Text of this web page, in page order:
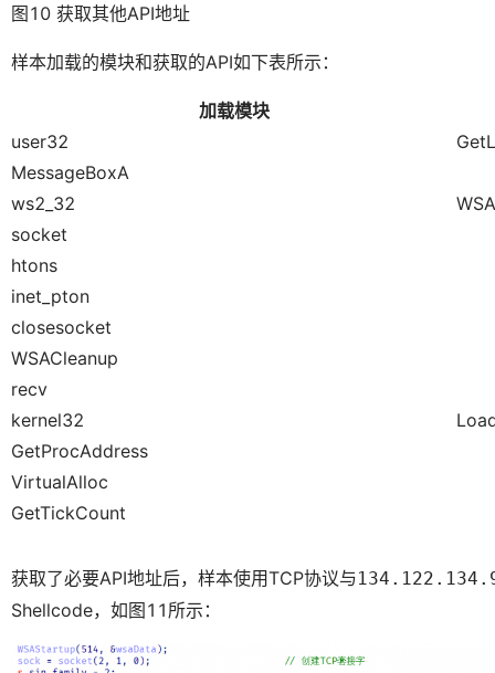
图10 获取其他API地址
样本加载的模块和获取的API如下表所示：
加载模块
user32
MessageBoxA
ws2_32
socket
htons
inet_pton
closesocket
WSACleanup
recv
kernel32
GetProcAddress
VirtualAlloc
GetTickCount
获取了必要API地址后，样本使用TCP协议与
Shellcode，如图11所示：